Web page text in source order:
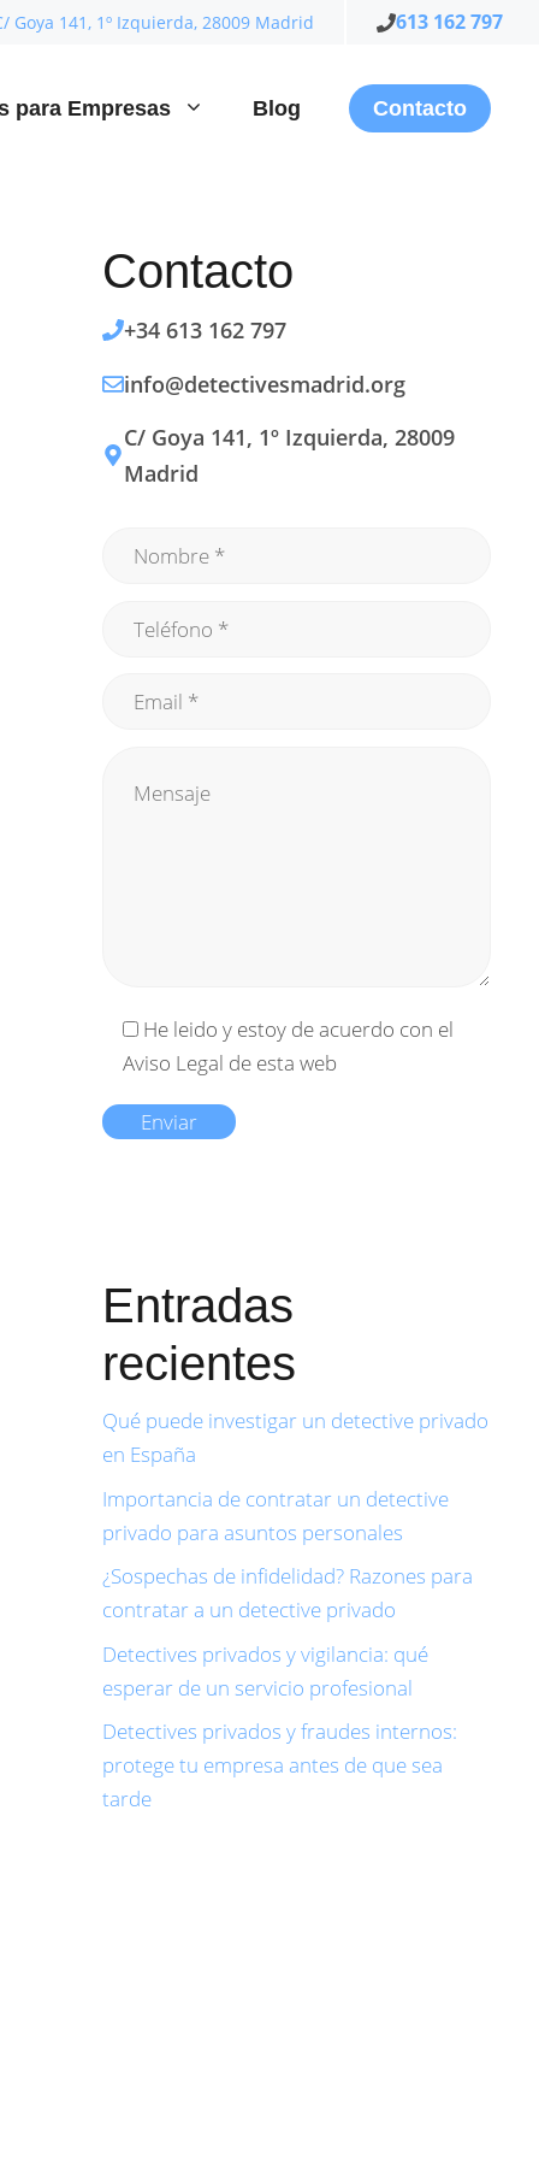
Goya 141, 1º Izquierda, 28009 Madrid 613 162 797
para Empresas Blog Contacto
Contacto
+34 613 162 797
info@detectivesmadrid.org
C/ Goya 141, 1º Izquierda, 28009
Madrid
He leido y estoy de acuerdo con el
Aviso Legal de esta web
Entradas
recientes
Qué puede investigar un detective privado
en España
Importancia de contratar un detective
privado para asuntos personales
¿Sospechas de infidelidad? Razones para
contratar a un detective privado
Detectives privados y vigilancia: qué
esperar de un servicio profesional
Detectives privados y fraudes internos:
protege tu empresa antes de que sea
tarde